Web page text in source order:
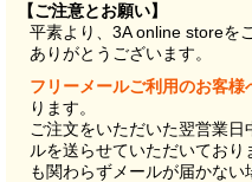
【ご注意とお願い】
平素より、3A online storeを
ありがとうございます。
フリーメールご利用のお客様
ります。
ご注文をいただいた翌営業
ルを送らせていただいてお
も関わらずメールが届かない